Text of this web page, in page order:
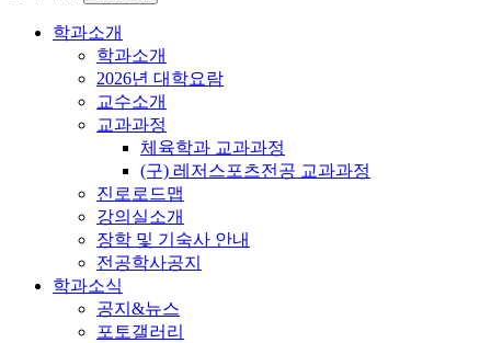
학과소개
학과소개
2026년 대학요람
교수소개
교과과정
체육학과 교과과정
(구) 레저스포츠전공 교과과정
진로로드맵
강의실소개
장학 및 기숙사 안내
전공학사공지
학과소식
공지&뉴스
포토갤러리